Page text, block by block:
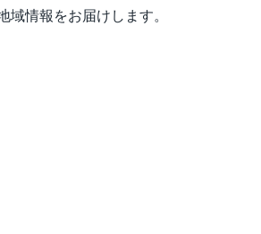
域情報をお届けします。